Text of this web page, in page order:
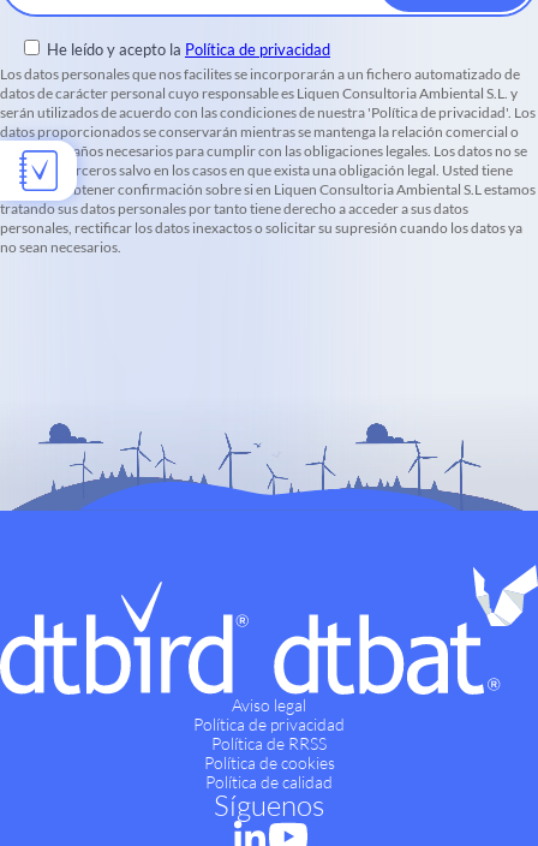
He leído y acepto la Política de privacidad
Los datos personales que nos facilites se incorporarán a un fichero automatizado de
datos de carácter personal cuyo responsable es Liquen Consultoria Ambiental S.L. y
serán utilizados de acuerdo con las condiciones de nuestra 'Política de privacidad'. Los
datos proporcionados se conservarán mientras se mantenga la relación comercial o
durante los años necesarios para cumplir con las obligaciones legales. Los datos no se
cederán a terceros salvo en los casos en que exista una obligación legal. Usted tiene
derecho a obtener confirmación sobre si en Liquen Consultoria Ambiental S.L estamos
tratando sus datos personales por tanto tiene derecho a acceder a sus datos
personales, rectificar los datos inexactos o solicitar su supresión cuando los datos ya
no sean necesarios.
Aviso legal
Política de privacidad
Política de RRSS
Política de cookies
Política de calidad
Síguenos